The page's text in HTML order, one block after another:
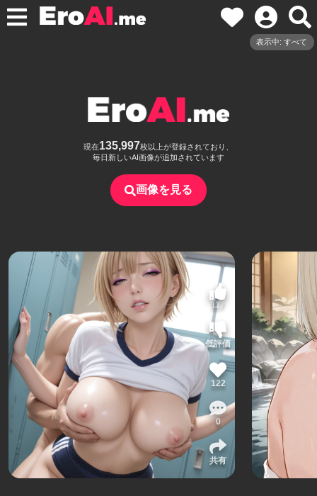
表示中: すべて
現在135,997枚以上が登録されており、
毎日新しいAI画像が追加されています
画像を見る
117
低評価
122
0
共有